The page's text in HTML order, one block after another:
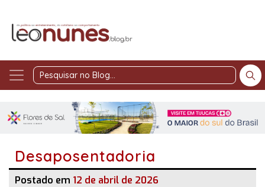
Pesquisar
Blog
Desaposentadoria
Postado em 12 de abril de 2026